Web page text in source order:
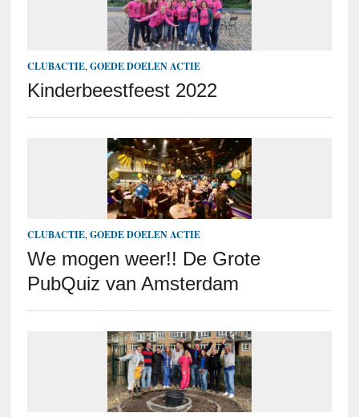
CLUBACTIE,GOEDE DOELEN ACTIE
Kinderbeestfeest 2022
CLUBACTIE,GOEDE DOELEN ACTIE
We mogen weer!! De Grote
PubQuiz van Amsterdam